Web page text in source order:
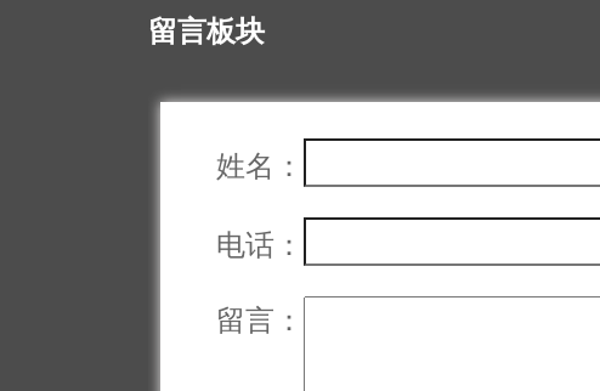
留言板块
姓名：
电话：
留言：